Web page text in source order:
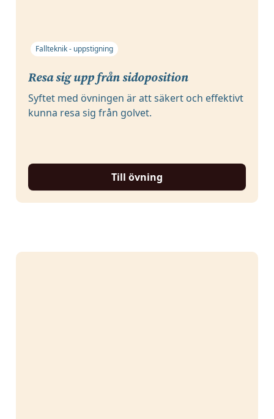
Fallteknik - uppstigning
Resa sig upp från sidoposition
Syftet med övningen är att säkert och effektivt
kunna resa sig från golvet.
Till övning